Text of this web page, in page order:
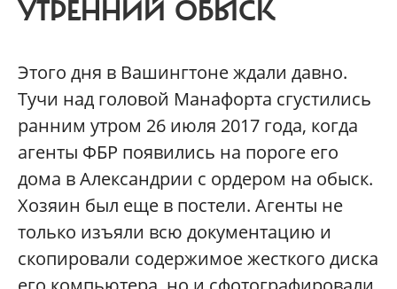
УТРЕННИЙ ОБЫСК
Этого дня в Вашингтоне ждали давно.
Тучи над головой Манафорта сгустились
ранним утром 26 июля 2017 года, когда
агенты ФБР появились на пороге его
дома в Александрии с ордером на обыск.
Хозяин был еще в постели. Агенты не
только изъяли всю документацию и
скопировали содержимое жесткого диска